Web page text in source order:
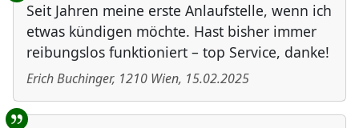
Seit Jahren meine erste Anlaufstelle, wenn ich
etwas kündigen möchte. Hast bisher immer
reibungslos funktioniert – top Service, danke!
Erich Buchinger, 1210 Wien, 15.02.2025